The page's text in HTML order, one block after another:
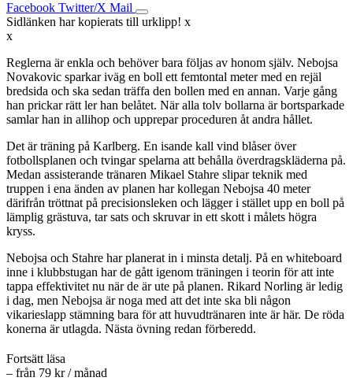
Facebook Twitter/X Mail
Sidlänken har kopierats till urklipp! x
x
Reglerna är enkla och behöver bara följas av honom själv. Nebojsa
Novakovic sparkar iväg en boll ett femtontal meter med en rejäl
bredsida och ska sedan träffa den bollen med en annan. Varje gång
han prickar rätt ler han belåtet. När alla tolv bollarna är bortsparkade
samlar han in allihop och upprepar proceduren åt andra hållet.
Det är träning på Karlberg. En isande kall vind blåser över
fotbollsplanen och tvingar spelarna att behålla överdragskläderna på.
Medan assisterande tränaren Mikael Stahre slipar teknik med
truppen i ena änden av planen har kollegan Nebojsa 40 meter
därifrån tröttnat på precisionsleken och lägger i stället upp en boll på
lämplig grästuva, tar sats och skruvar in ett skott i målets högra
kryss.
Nebojsa och Stahre har planerat in i minsta detalj. På en whiteboard
inne i klubbstugan har de gått igenom träningen i teorin för att inte
tappa effektivitet nu när de är ute på planen. Rikard Norling är ledig
i dag, men Nebojsa är noga med att det inte ska bli någon
vikarieslapp stämning bara för att huvudtränaren inte är här. De röda
konerna är utlagda. Nästa övning redan förberedd.
Fortsätt läsa
– från 79 kr / månad